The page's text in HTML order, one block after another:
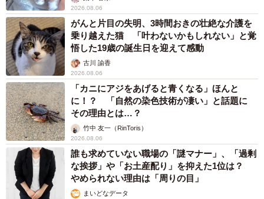
2026.08.06
がんと片目の失明、3時間おきの壮絶な介護を
乗り越えた猫 「叶わないかもしれない」と覚
悟した19歳の誕生日を迎えて感動
古川 諭香
2026.08.06
「カニにアジをあげると青くなる」ほんと
に！？ 「自然の染色技術が凄い」と話題に
その理由とは…？
竹中 友一（RinToris）
2026.08.06
誰も求めていない職場の「謎マナー」、「過剰
な挨拶」や「お土産配り」を抑えた1位は？
やめられない理由は「周りの目」
まいどなデータ